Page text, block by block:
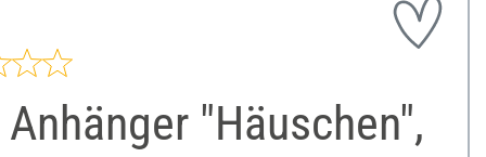
Anhänger "Häuschen",